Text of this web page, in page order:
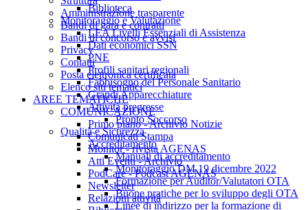
Amministrazione trasparente
Bandi di gara e contratti
Bandi di concorso e avvisi
Privacy
Contatti
Posta elettronica certificata
Elenco siti tematici
AREE TEMATICHE
COMUNICAZIONE
Primo piano - Archivio Notizie
Comunicati Stampa
Monitor - rivista AGENAS
Atti Eventi - Archivio
PodCare - Podcast AGENAS
Newsletter
Relazioni attività
Biblioteca
Monitoraggio e Valutazione
LEA Livelli Essenziali di Assistenza
Dati economici SSN
PNE
Profili sanitari regionali
Fabbisogno del Personale Sanitario
Grandi Apparecchiature
Attività pregresse
Pronto Soccorso
Qualità e Sicurezza
Accreditamento
Manuali di accreditamento
Monitoraggio DM 19 dicembre 2022
Formazione per Auditor/Valutatori OTA
Buone pratiche per lo sviluppo degli OTA
Linee di indirizzo per la formazione di